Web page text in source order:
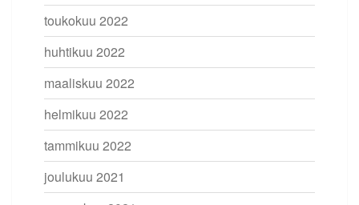
toukokuu 2022
huhtikuu 2022
maaliskuu 2022
helmikuu 2022
tammikuu 2022
joulukuu 2021